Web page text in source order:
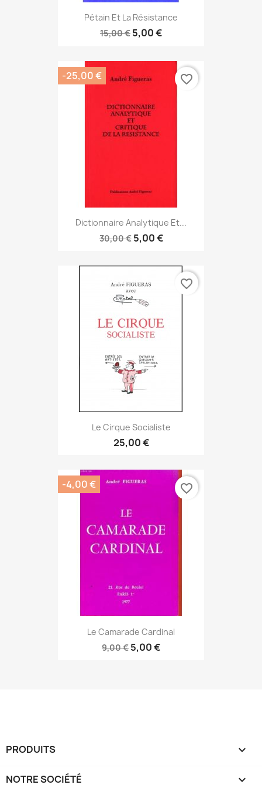
Pétain Et La Résistance
15,00 € 5,00 €
Dictionnaire Analytique Et...
30,00 € 5,00 €
-25,00 € favorite_border
Le Cirque Socialiste
25,00 €
favorite_border
Le Camarade Cardinal
9,00 € 5,00 €
-4,00 € favorite_border
PRODUITS 
NOTRE SOCIÉTÉ 